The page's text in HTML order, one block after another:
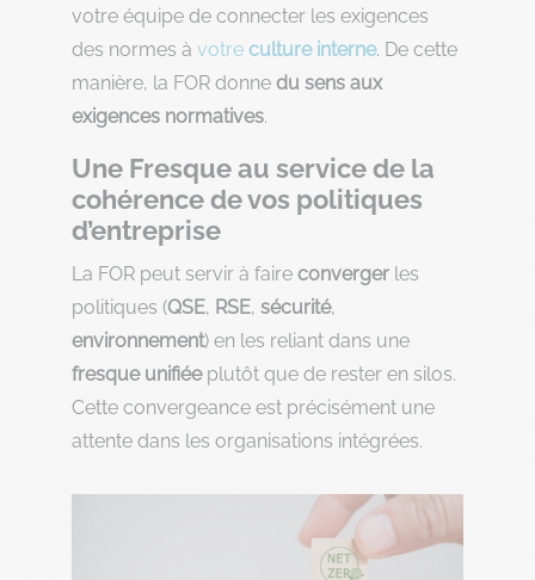
votre équipe de connecter les exigences
des normes à votre culture interne. De cette
manière, la FOR donne du sens aux
exigences normatives.
Une Fresque au service de la
cohérence de vos politiques
d’entreprise
La FOR peut servir à faire converger les
politiques (QSE, RSE, sécurité,
environnement) en les reliant dans une
fresque unifiéeplutôt que de rester en silos.
Cette convergeance est précisément une
attente dans les organisations intégrées.